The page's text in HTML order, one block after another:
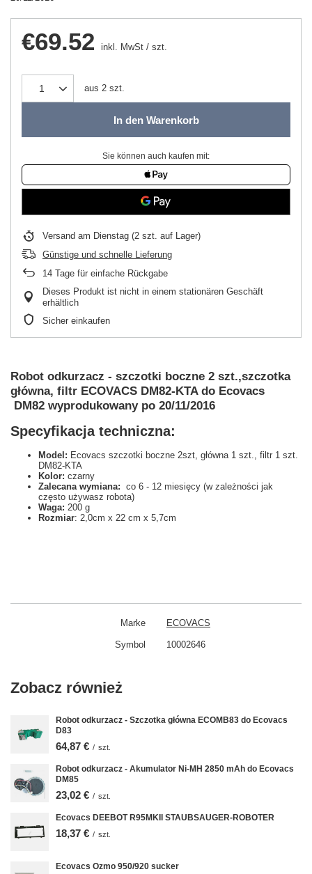
€69.52 inkl. MwSt / szt.
aus 2 szt.
In den Warenkorb
Sie können auch kaufen mit:
Versand am Dienstag (2 szt. auf Lager)
Günstige und schnelle Lieferung
14 Tage für einfache Rückgabe
Dieses Produkt ist nicht in einem stationären Geschäft
erhältlich
Sicher einkaufen
Robot odkurzacz - szczotki boczne 2 szt.,szczotka
główna, filtr ECOVACS DM82-KTA do Ecovacs
DM82 wyprodukowany po 20/11/2016
Specyfikacja techniczna:
Model: Ecovacs szczotki boczne 2szt, główna 1 szt., filtr 1 szt.
DM82-KTA
Kolor: czarny
Zalecana wymiana: co 6 - 12 miesięcy (w zależności jak
często używasz robota)
Waga: 200 g
Rozmiar: 2,0cm x 22 cm x 5,7cm
Marke ECOVACS
Symbol 10002646
Zobacz również
Robot odkurzacz - Szczotka główna ECOMB83 do Ecovacs
D83
64,87 € / szt.
Robot odkurzacz - Akumulator Ni-MH 2850 mAh do Ecovacs
DM85
23,02 € / szt.
Ecovacs DEEBOT R95MKII STAUBSAUGER-ROBOTER
18,37 € / szt.
Ecovacs Ozmo 950/920 sucker